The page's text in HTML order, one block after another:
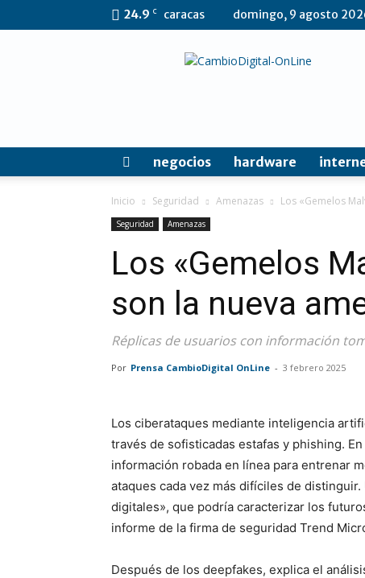
24.9 C caracas domingo, 9 agosto
CambioDigital
negocios hardware
Inicio Seguridad Amenazas Los «Gemelos
Seguridad Amenazas
Los «Gemelos
son la nueva
Réplicas de usuarios con información
Por Prensa CambioDigital OnLine - 3 febrero 2025
Los ciberataques mediante inteligencia
través de sofisticadas estafas y phishing.
información robada en línea para entrenar
ataques cada vez más difíciles de
digitales», que podría caracterizar los
informe de la firma de seguridad Trend
Después de los deepfakes, explica el